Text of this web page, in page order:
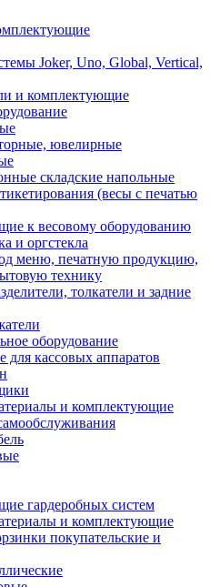
Joker, Uno, Global, Vertical,
и комплектующие
ювелирные
складские напольные
(весы с печатью
к весовому оборудованию
и оргстекла
меню, печатную продукцию,
технику
толкатели и задние
оборудование
для кассовых аппаратов
и комплектующие
гардеробных систем
и комплектующие
покупательские и